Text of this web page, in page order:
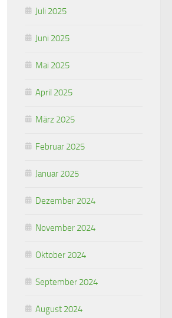
Juli 2025
Juni 2025
Mai 2025
April 2025
März 2025
Februar 2025
Januar 2025
Dezember 2024
November 2024
Oktober 2024
September 2024
August 2024